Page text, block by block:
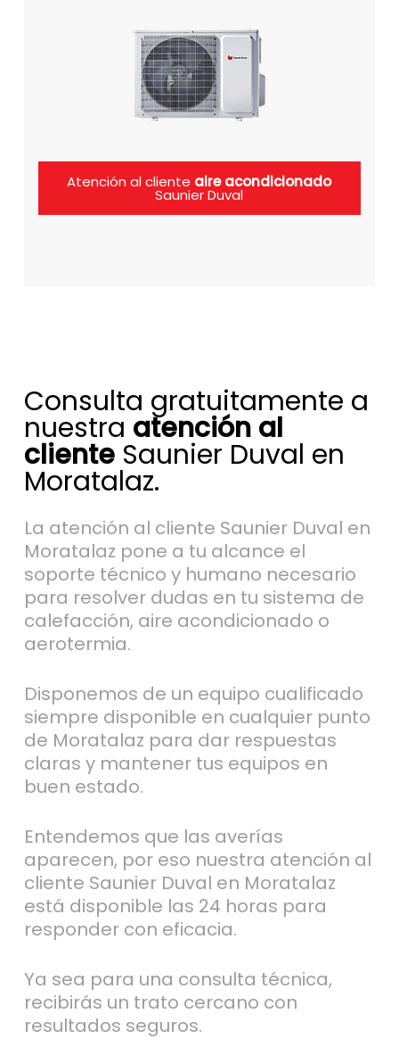
Atención al cliente aire acondicionado
Saunier Duval
Consulta gratuitamente a
nuestra atención al
clienteSaunier Duval en
Moratalaz.
La atención al cliente Saunier Duval en
Moratalaz pone a tu alcance el
soporte técnico y humano necesario
para resolver dudas en tu sistema de
calefacción, aire acondicionado o
aerotermia.
Disponemos de un equipo cualificado
siempre disponible en cualquier punto
de Moratalaz para dar respuestas
claras y mantener tus equipos en
buen estado.
Entendemos que las averías
aparecen, por eso nuestra atención al
cliente Saunier Duval en Moratalaz
está disponible las 24 horas para
responder con eficacia.
Ya sea para una consulta técnica,
recibirás un trato cercano con
resultados seguros.